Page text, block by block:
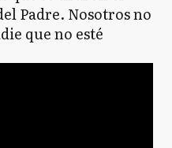
Padre. Nosotros no
que no esté